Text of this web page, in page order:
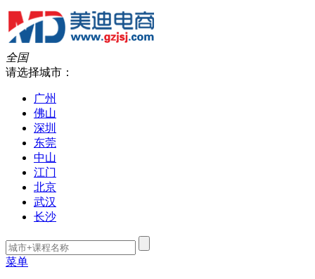
全国
请选择城市：
广州
佛山
深圳
东莞
中山
江门
北京
武汉
长沙
菜单